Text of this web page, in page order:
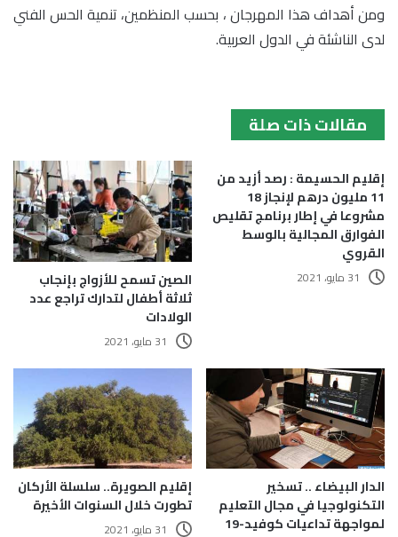
ومن أهداف هذا المهرجان ، بحسب المنظمين، تنمية الحس الفني
لدى الناشئة في الدول العربية.
مقالات ذات صلة
إقليم الحسيمة : رصد أزيد من
11 مليون درهم لإنجاز 18
مشروعا في إطار برنامج تقليص
الفوارق المجالية بالوسط
القروي
31 مايو، 2021
الصين تسمح للأزواج بإنجاب
ثلاثة أطفال لتدارك تراجع عدد
الولادات
31 مايو، 2021
الدار البيضاء .. تسخير
التكنولوجيا في مجال التعليم
لمواجهة تداعيات كوفيد-19
إقليم الصويرة.. سلسلة الأركان
تطورت خلال السنوات الأخيرة
31 مايو، 2021